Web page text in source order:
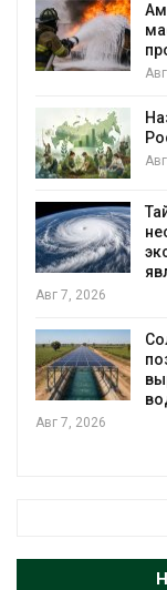
Авг 7, 2026
Авг 7, 2026